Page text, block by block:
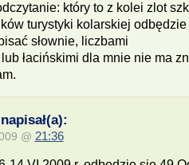
który to z kolei zlot
turystyki kolarskiej odbędzie
słownie, liczbami
łacińskimi dla mnie nie ma
@ 21:36